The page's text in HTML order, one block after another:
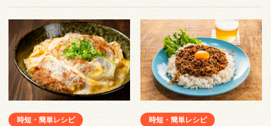
時短・簡単レシピ
時短・簡単レシピ